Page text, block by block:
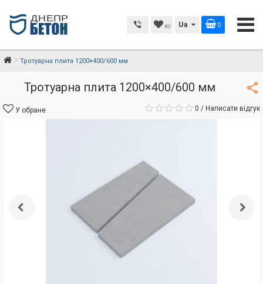
(0) Ua 0
Тротуарна плита 1200×400/600 мм
Тротуарна плита 1200×400/600 мм
У обране 0 / Написати відгук